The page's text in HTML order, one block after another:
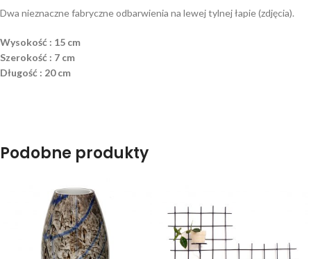
Dwa nieznaczne fabryczne odbarwienia na lewej tylnej łapie (zdjęcia).
Wysokość : 15 cm
Szerokość : 7 cm
Długość : 20 cm
Podobne produkty